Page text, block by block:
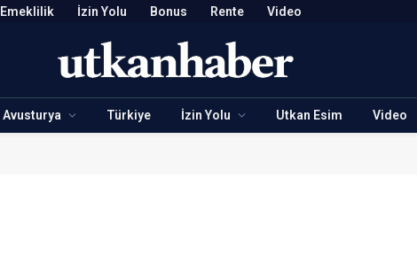
Emeklilik İzin Yolu Bonus Rente Video
Avusturya Türkiye İzin Yolu Utkan Esim Video